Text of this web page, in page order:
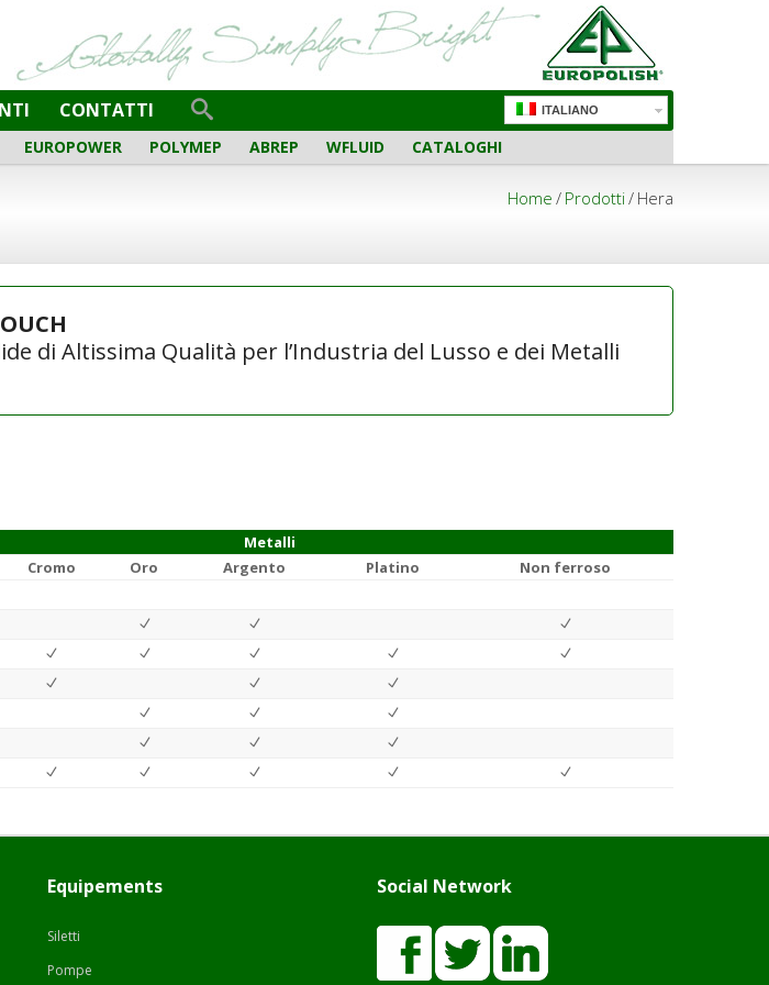
CONTATTI ITALIANO
EUROPOWER POLYMEP ABREP WFLUID CATALOGHI
Home / Prodotti/ Hera
di Altissima Qualità per l’Industria del Lusso e dei Metalli
Metalli
Cromo Oro Argento Platino
Non ferroso
Equipements
Siletti
Pompe
Social Network